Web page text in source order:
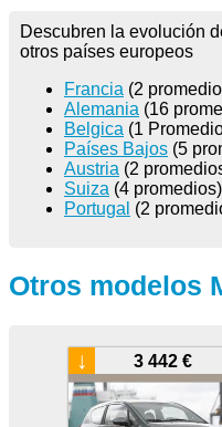
Descubren la evolución
otros países europeos
Francia (2
Alemania (16
Belgica (1
Países Bajos (5
Austria (2
Suiza (4 promedios)
Portugal (2
Otros modelos
3 442 €
↓